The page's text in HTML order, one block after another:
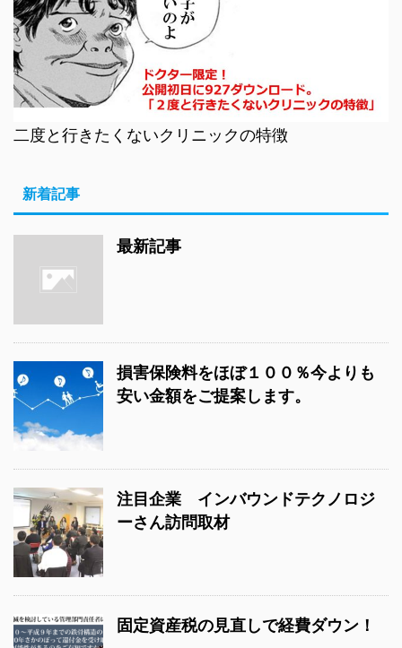
二度と行きたくないクリニックの特徴
新着記事
最新記事
損害保険料をほぼ１００％今よりも
安い金額をご提案します。
注目企業 インバウンドテクノロジ
ーさん訪問取材
固定資産税の見直しで経費ダウン！